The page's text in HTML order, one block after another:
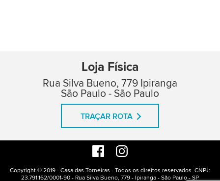
Loja Física
Rua Silva Bueno, 779 Ipiranga
São Paulo - São Paulo
TRAÇAR ROTA
Copyright © 2019 - Casa das Torneiras - Todos os direitos reservados. CNPJ:
23.791.162/0001-90 - Rua Silva Bueno, 779 - Ipiranga - São Paulo - SP